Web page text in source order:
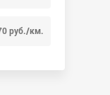
руб./км.